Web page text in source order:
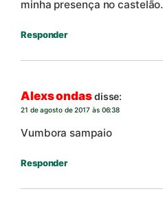
minha presença no castelão.
Responder
Alexs ondasdisse:
21 de agosto de 2017 às 06:38
Vumbora sampaio
Responder